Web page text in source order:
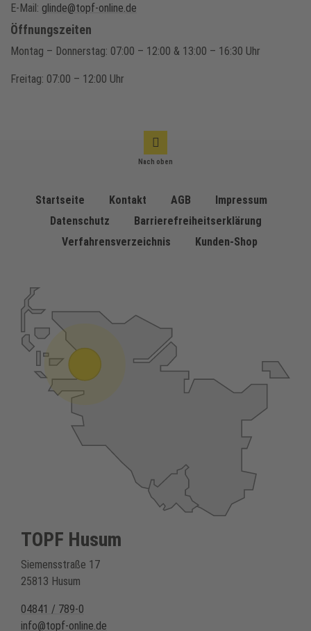
E-Mail: glinde@topf-online.de
Öffnungszeiten
Montag – Donnerstag: 07:00 – 12:00 & 13:00 – 16:30 Uhr
Freitag: 07:00 – 12:00 Uhr
Nach oben
Startseite Kontakt AGB
Impressum
Datenschutz
Barrierefreiheitserklärung
Verfahrensverzeichnis
Kunden-Shop
TOPF Husum
Siemensstraße 17
25813 Husum
04841 / 789-0
info@topf-online.de